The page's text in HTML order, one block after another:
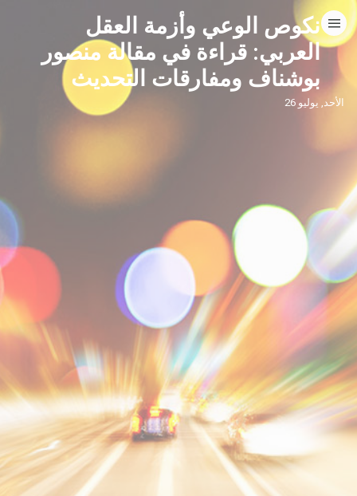
نكوص الوعي وأزمة العقل
العربي: قراءة في مقالة منصور
بوشناف ومفارقات التحديث
الأحد, يوليو 26
HOME
CATEGORIES